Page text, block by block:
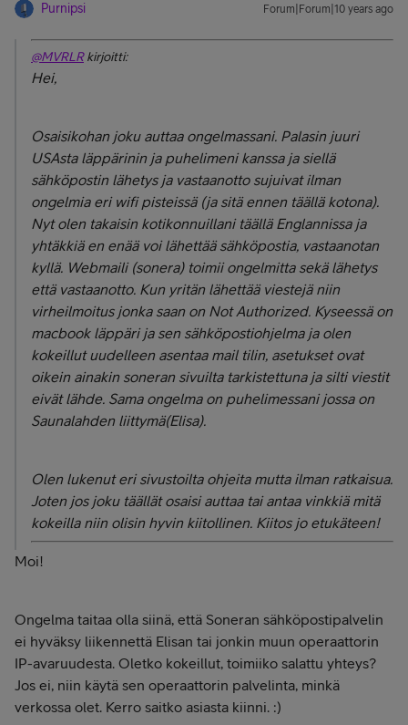
Purnipsi Forum|Forum|10 years ago
@MVRLRkirjoitti:
Hei,
Osaisikohan joku auttaa ongelmassani. Palasin juuri
USAsta läppärinin ja puhelimeni kanssa ja siellä
sähköpostin lähetys ja vastaanotto sujuivat ilman
ongelmia eri wifi pisteissä (ja sitä ennen täällä kotona).
Nyt olen takaisin kotikonnuillani täällä Englannissa ja
yhtäkkiä en enää voi lähettää sähköpostia, vastaanotan
kyllä. Webmaili (sonera) toimii ongelmitta sekä lähetys
että vastaanotto. Kun yritän lähettää viestejä niin
virheilmoitus jonka saan on Not Authorized. Kyseessä on
macbook läppäri ja sen sähköpostiohjelma ja olen
kokeillut uudelleen asentaa mail tilin, asetukset ovat
oikein ainakin soneran sivuilta tarkistettuna ja silti viestit
eivät lähde. Sama ongelma on puhelimessani jossa on
Saunalahden liittymä(Elisa).
Olen lukenut eri sivustoilta ohjeita mutta ilman ratkaisua.
Joten jos joku täällät osaisi auttaa tai antaa vinkkiä mitä
kokeilla niin olisin hyvin kiitollinen. Kiitos jo etukäteen!
Moi!
Ongelma taitaa olla siinä, että Soneran sähköpostipalvelin
ei hyväksy liikennettä Elisan tai jonkin muun operaattorin
IP-avaruudesta. Oletko kokeillut, toimiiko salattu yhteys?
Jos ei, niin käytä sen operaattorin palvelinta, minkä
verkossa olet. Kerro saitko asiasta kiinni. :)